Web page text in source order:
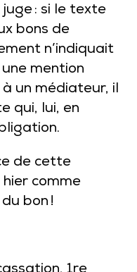
: si le texte
bons de
n’indiquait
mention
un médiateur, il
qui, lui, en
de cette
comme
bon !